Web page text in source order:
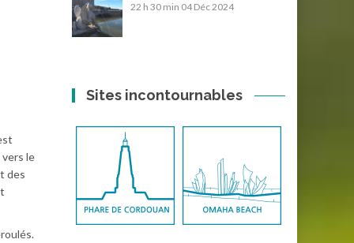
le
des
22 h 30 min 04 Déc 2024
Sites incontournables